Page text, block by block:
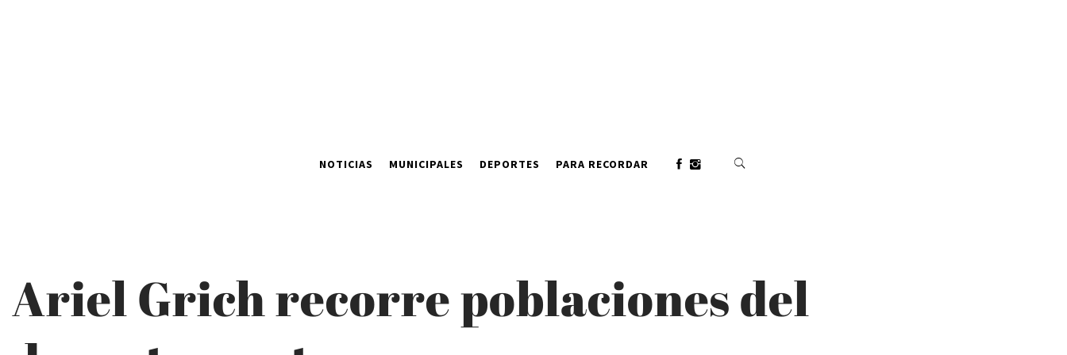
NOTICIAS MUNICIPALES DEPORTES PARA RECORDAR
Ariel Grich recorre poblaciones del